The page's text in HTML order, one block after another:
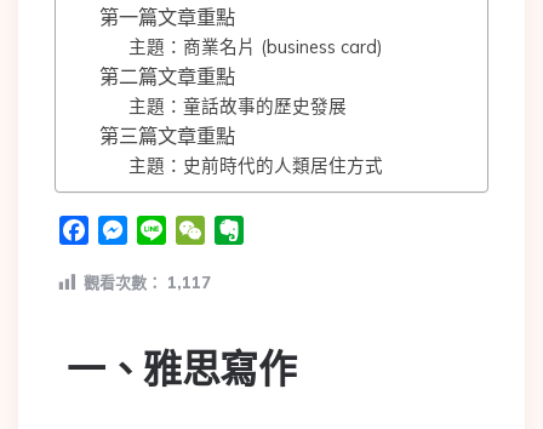
第一篇文章重點
主題：商業名片 (business card)
第二篇文章重點
主題：童話故事的歷史發展
第三篇文章重點
主題：史前時代的人類居住方式
FacebookMessenger
Line WeChat
觀看次數： 1,117
一、雅思寫作